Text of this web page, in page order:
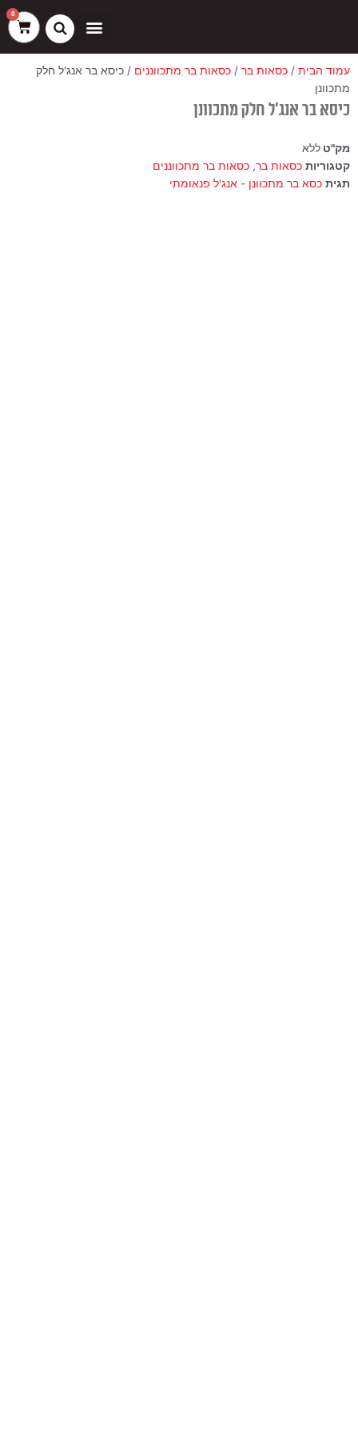
0
עגלת
קניות
עמוד הבית / כסאות בר / כסאות בר מתכווננים / כיסא בר אנג'ל חלק
מתכוונן
כיסא בר אנג'ל חלק מתכוונן
מק"ט ללא
קטגוריות כסאות בר, כסאות בר מתכווננים
תגית כסא בר מתכוונן - אנג'ל פנאומתי